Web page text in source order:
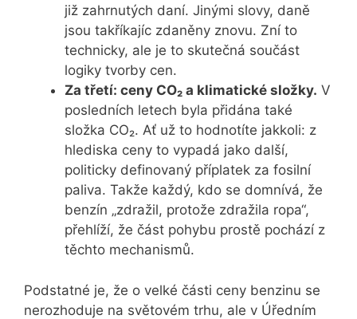
již zahrnutých daní. Jinými slovy, daně
jsou takříkajíc zdaněny znovu. Zní to
technicky, ale je to skutečná součást
logiky tvorby cen.
Za třetí: ceny CO₂ a klimatické složky. V
posledních letech byla přidána také
složka CO₂. Ať už to hodnotíte jakkoli: z
hlediska ceny to vypadá jako další,
politicky definovaný příplatek za fosilní
paliva. Takže každý, kdo se domnívá, že
benzín „zdražil, protože zdražila ropa“,
přehlíží, že část pohybu prostě pochází z
těchto mechanismů.
Podstatné je, že o velké části ceny benzinu se
nerozhoduje na světovém trhu, ale v Úředním